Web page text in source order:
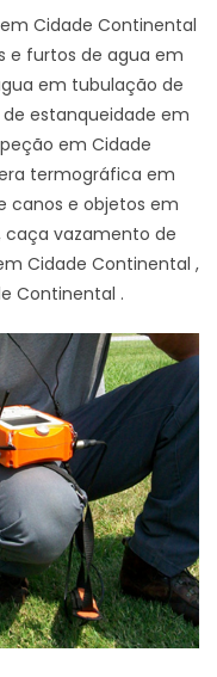
Cidade Continental
e furtos de agua em
em tubulação de
estanqueidade em
em Cidade
termográfica em
canos e objetos em
caça vazamento de
Cidade Continental ,
Continental .